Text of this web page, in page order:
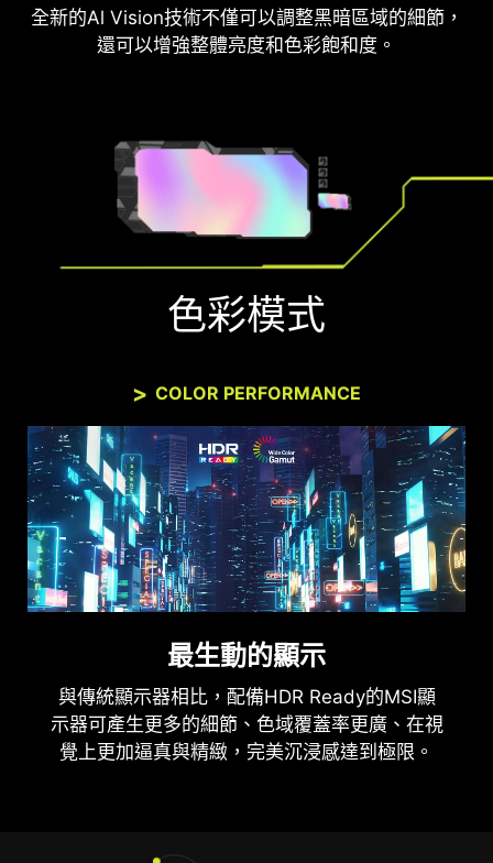
全新的Al Vision技術不僅可以調整黑暗區域的細節，
還可以增強整體亮度和色彩飽和度。
顯示器利用HDMI™ CEC(消費者電子控制)功能。透過
內建HDMI CEC技術連接到PlayStation或Switch控制
功能，享受零撕裂的遊戲體驗。
色彩模式
COLOR PERFORMANCE
最生動的顯示
與傳統顯示器相比，配備HDR Ready的MSI顯
示器可產生更多的細節、色域覆蓋率更廣、在視
覺上更加逼真與精緻，完美沉浸感達到極限。